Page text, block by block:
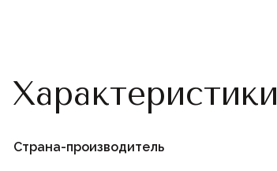
Характеристики
Страна-производитель